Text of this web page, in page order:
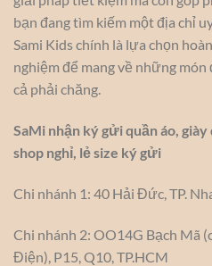
bạn đang tìm kiếm một địa chỉ
Sami Kids chính là lựa chọn
nghiệm để mang về những
cả phải chăng.
SaMi nhận ký gửi quần áo,
shop nghỉ, lẻ size ký gửi
Chi nhánh 1: 40 Hải Đức, TP.
Chi nhánh 2: OO14G Bạch Mã
Điện), P15, Q10, TP.HCM